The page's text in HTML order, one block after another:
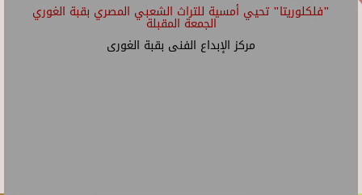
"فلكلوريتا" تحيي أمسية للتراث الشعبي المصري بقبة الغوري
الجمعة المقبلة
مركز الإبداع الفنى بقبة الغورى